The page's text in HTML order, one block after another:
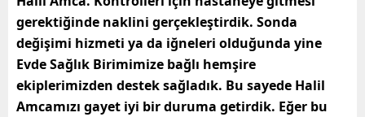
gerektiğinde naklini gerçekleştirdik. Sonda
değişimi hizmeti ya da iğneleri olduğunda yine
Evde Sağlık Birimimize bağlı hemşire
ekiplerimizden destek sağladık. Bu sayede Halil
Amcamızı gayet iyi bir duruma getirdik. Eğer bu